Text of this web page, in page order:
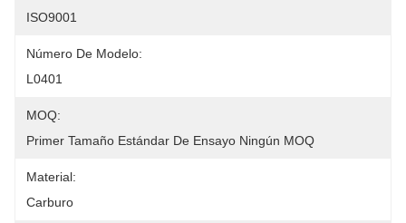
ISO9001
Número De Modelo:
L0401
MOQ:
Primer Tamaño Estándar De Ensayo Ningún MOQ
Material:
Carburo